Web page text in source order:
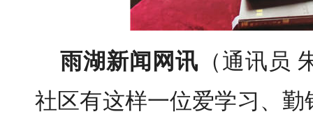
雨湖新闻网讯 （通讯员
社区有这样一位爱学习、